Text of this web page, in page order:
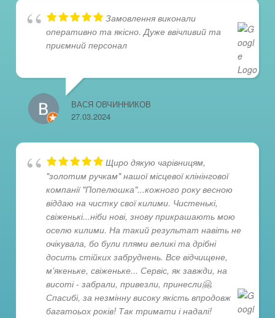
Замовлення виконали
оперативно та якісно. Дуже ввічливий та
приємний персонал
ВАСЯ ОВЧИННИКОВ
27.03.2024
Щиро дякую чарівницям,
"золотим ручкам" нашої місцевої клінінгової
компанії "Попелюшка"...кожного року весною
віддаю на чистку свої килими. Чистенькі,
свіженькі...ніби нові, знову прикрашають мою
оселю килими. На такий результат навіть не
очікувала, бо були плями великі та дрібні
досить стійких забруднень. Все відчищене,
м'якеньке, свіженьке... Сервіс, як завжди, на
висоті - забрали, привезли, принесли🤗.
Спасибі, за незмінну високу якість впродовж
багатоьох років! Так тримати і надалі!